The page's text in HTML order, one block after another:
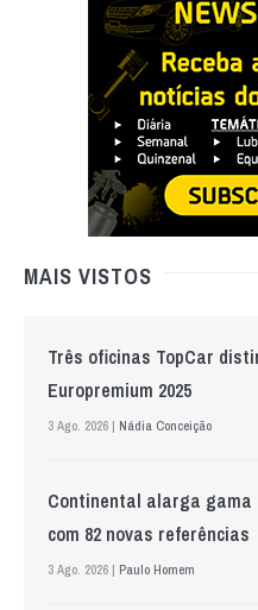
MAIS VISTOS
Três oficinas TopCar
Europremium 2025
3 Ago. 2026 | Nádia Conceição
Continental alarga gama
com 82 novas referências
3 Ago. 2026 | Paulo Homem